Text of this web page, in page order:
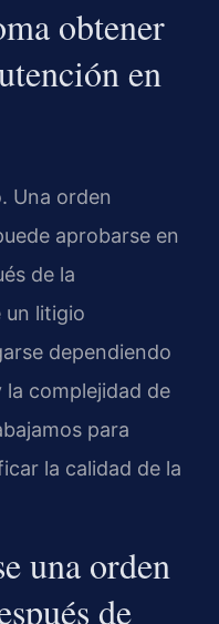
obtener
en
Una orden
aprobarse en
de la
un litigio
dependiendo
complejidad de
para
la calidad de la
una orden
de